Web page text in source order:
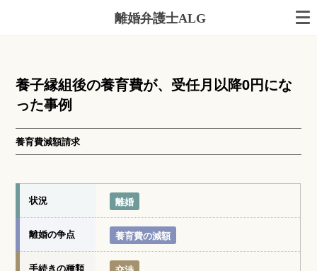
離婚弁護士ALG
養子縁組後の養育費が、受任月以降0円にな
った事例
養育費減額請求
状況 離婚
離婚の争点 養育費の減額
手続きの種類